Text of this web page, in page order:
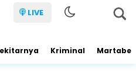
LIVE
Kriminal Martabe